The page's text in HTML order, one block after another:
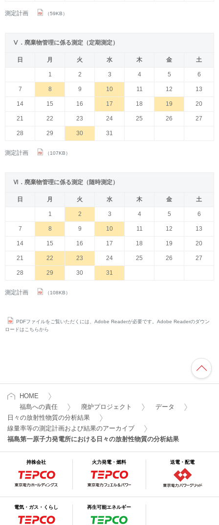
測定計画 （59KB）
Ⅴ．廃棄物管理に係る測定（定期測定）
日 月 火 水 木 金 土
1 2 3 4 5 6
7 8 9 10 11 12 13
14 15 16 17 18 19 20
21 22 23 24 25 26 27
28 29 30 31
測定計画 （107KB）
Ⅵ．廃棄物管理に係る測定（随時測定）
日 月 火 水 木 金 土
1 2 3 4 5 6
7 8 9 10 11 12 13
14 15 16 17 18 19 20
21 22 23 24 25 26 27
28 29 30 31
測定計画 （108KB）
PDFファイルをご覧いただくには、Adobe Readerが必要です。Adobe Readerのダウン
ロードはこちらから
HOME
福島への責任
廃炉プロジェクト
データ
日々の放射性物質の分析結果
線量率等の測定計画および結果のアーカイブ
福島第一原子力発電所における日々の放射性物質の分析結果
持株会社 火力発電・燃料 送電・配電
電気・ガス・くらし 再生可能エネルギー